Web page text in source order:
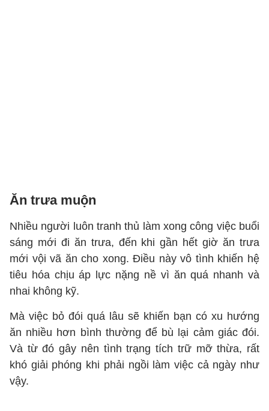
Ăn trưa muộn
Nhiều người luôn tranh thủ làm xong công việc buổi
sáng mới đi ăn trưa, đến khi gần hết giờ ăn trưa
mới vội vã ăn cho xong. Điều này vô tình khiến hệ
tiêu hóa chịu áp lực nặng nề vì ăn quá nhanh và
nhai không kỹ.
Mà việc bỏ đói quá lâu sẽ khiến bạn có xu hướng
ăn nhiều hơn bình thường để bù lại cảm giác đói.
Và từ đó gây nên tình trạng tích trữ mỡ thừa, rất
khó giải phóng khi phải ngồi làm việc cả ngày như
vậy.